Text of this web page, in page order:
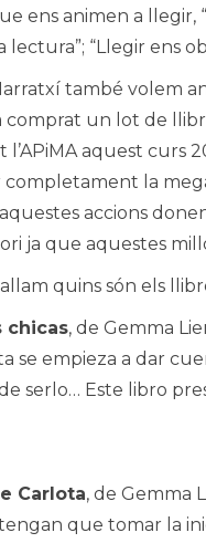
ens animen a llegir,
lectura”; “Llegir ens
també volem
comprat un lot de
l’APiMA aquest curs
completament la
accions
ja que aquestes
quins són els
chicas, de Gemma
se empieza a dar
serlo… Este libro
Carlota, de Gemma
tengan que tomar la